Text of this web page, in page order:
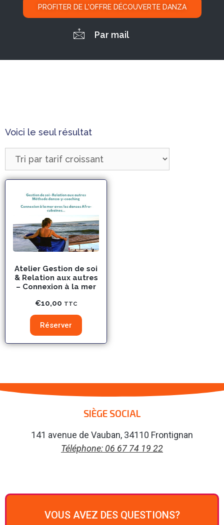
PROFITER DE L'OFFRE DÉCOUVERTE DANZA
Par mail
Voici le seul résultat
Atelier Gestion de soi
& Relation aux autres
– Connexion à la mer
€10,00 TTC
Réserver
SIÈGE SOCIAL
141 avenue de Vauban, 34110 Frontignan
Téléphone: 06 67 74 19 22
VOUS AVEZ DES QUESTIONS?